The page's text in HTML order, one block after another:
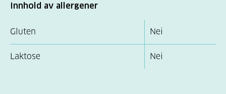
Innhold av allergener
Gluten Nei
Laktose Nei